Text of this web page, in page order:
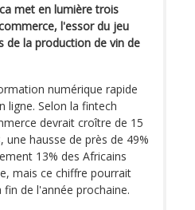
met en lumière trois
l'essor du jeu
de la production de vin de
numérique rapide
ligne. Selon la fintech
devrait croître de 15
une hausse de près de 49%
13% des Africains
mais ce chiffre pourrait
de l'année prochaine.